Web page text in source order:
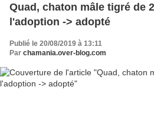
Quad, chaton mâle tigré de
l'adoption -> adopté
Publié le 20/08/2019 à 13:11
Par chamania.over-blog.com